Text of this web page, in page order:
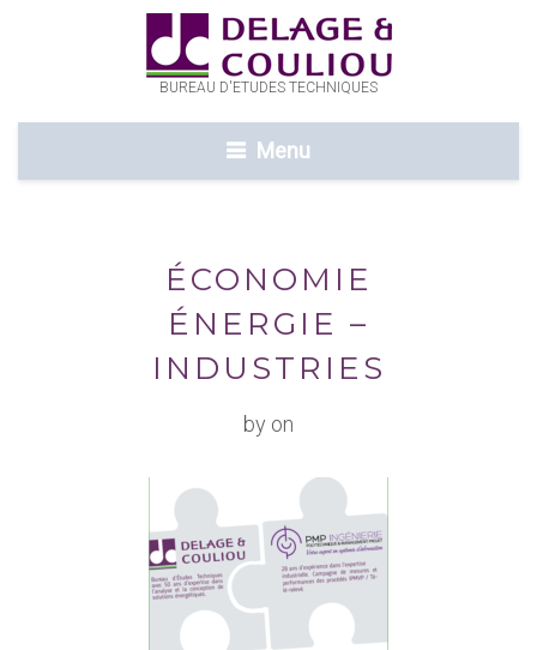
BUREAU D'ETUDES TECHNIQUES
Menu
ÉCONOMIE
ÉNERGIE –
INDUSTRIES
by on